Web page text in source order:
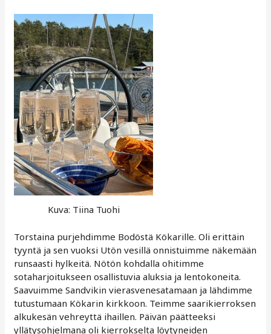
Kuva: Tiina Tuohi
Torstaina purjehdimme Bodöstä Kökarille. Oli erittäin
tyyntä ja sen vuoksi Utön vesillä onnistuimme näkemään
runsaasti hylkeitä. Nötön kohdalla ohitimme
sotaharjoitukseen osallistuvia aluksia ja lentokoneita.
Saavuimme Sandvikin vierasvenesatamaan ja lähdimme
tutustumaan Kökarin kirkkoon. Teimme saarikierroksen
alkukesän vehreyttä ihaillen. Päivän päätteeksi
yllätysohjelmana oli kierrokselta löytyneiden